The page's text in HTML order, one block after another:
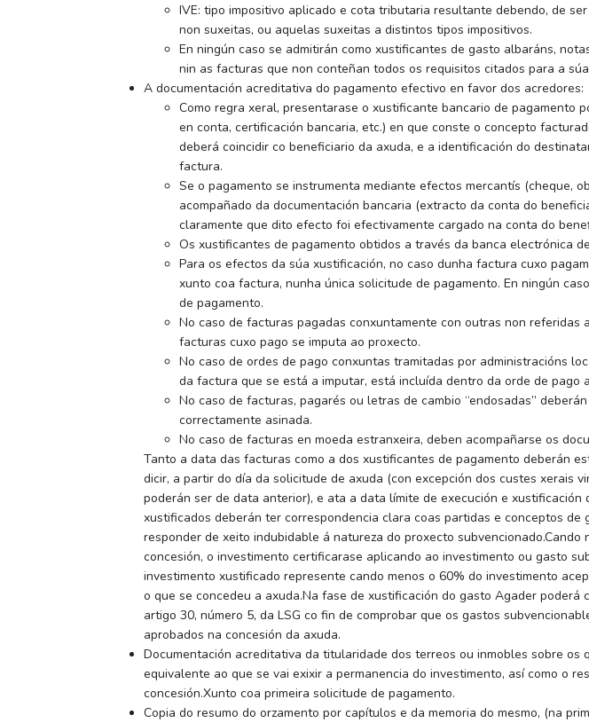
IVE: tipo impositivo aplicado e cota tributaria resultante debendo, de
non suxeitas, ou aquelas suxeitas a distintos tipos impositivos.
En ningún caso se admitirán como xustificantes de gasto albaráns,
nin as facturas que non conteñan todos os requisitos citados para a
A documentación acreditativa do pagamento efectivo en favor dos acredores:
Como regra xeral, presentarase o xustificante bancario de
en conta, certificación bancaria, etc.) en que conste o concepto
deberá coincidir co beneficiario da axuda, e a identificación do
factura.
Se o pagamento se instrumenta mediante efectos mercantís (cheque,
acompañado da documentación bancaria (extracto da conta do
claramente que dito efecto foi efectivamente cargado na conta do
Os xustificantes de pagamento obtidos a través da banca electrónica
Para os efectos da súa xustificación, no caso dunha factura cuxo
xunto coa factura, nunha única solicitude de pagamento. En ningún
de pagamento.
No caso de facturas pagadas conxuntamente con outras non
facturas cuxo pago se imputa ao proxecto.
No caso de ordes de pago conxuntas tramitadas por administracións
da factura que se está a imputar, está incluída dentro da orde de pago
No caso de facturas, pagarés ou letras de cambio “endosadas”
correctamente asinada.
No caso de facturas en moeda estranxeira, deben acompañarse os
Tanto a data das facturas como a dos xustificantes de pagamento deberán
dicir, a partir do día da solicitude de axuda (con excepción dos custes xerais
poderán ser de data anterior), e ata a data límite de execución e
xustificados deberán ter correspondencia clara coas partidas e conceptos
responder de xeito indubidable á natureza do proxecto
concesión, o investimento certificarase aplicando ao investimento ou gasto
investimento xustificado represente cando menos o 60% do investimento
o que se concedeu a axuda.Na fase de xustificación do gasto Agader
artigo 30, número 5, da LSG co fin de comprobar que os gastos
aprobados na concesión da axuda.
Documentación acreditativa da titularidade dos terreos ou inmobles sobre
equivalente ao que se vai exixir a permanencia do investimento, así como o
concesión.Xunto coa primeira solicitude de pagamento.
Copia do resumo do orzamento por capítulos e da memoria do mesmo, (na